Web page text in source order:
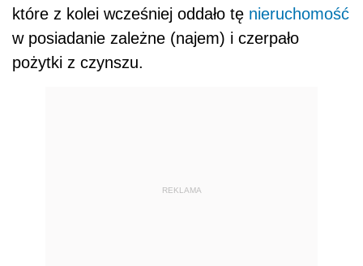
które z kolei wcześniej oddało tę nieruchomość
w posiadanie zależne (najem) i czerpało
pożytki z czynszu.
REKLAMA